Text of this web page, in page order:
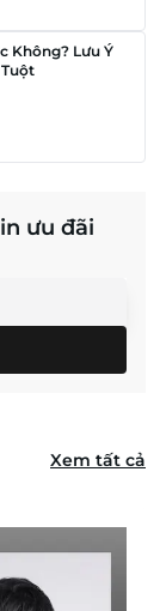
Không? Lưu Ý
ưu đãi
Xem tất cả